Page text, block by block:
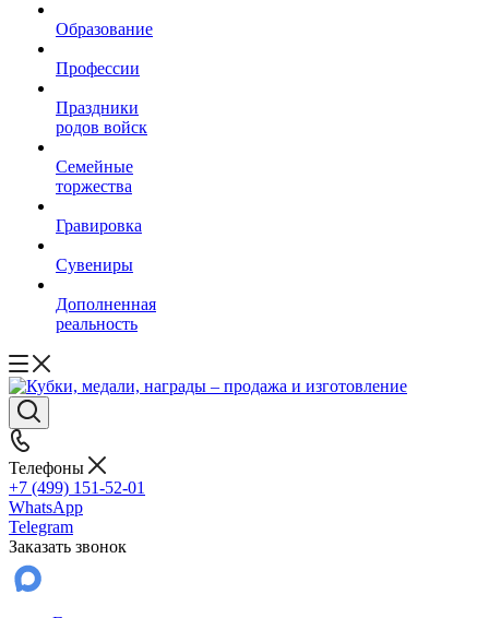
Образование
Профессии
Праздники
родов войск
Семейные
торжества
Гравировка
Сувениры
Дополненная
реальность
Телефоны
+7 (499) 151-52-01
WhatsApp
Telegram
Заказать звонок